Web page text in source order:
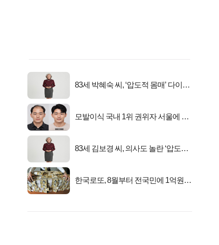
83세 박혜숙 씨, ‘압도적 몸매’ 다이어
모발이식 국내 1위 권위자 서울에 있
83세 김보경 씨, 의사도 놀란 ‘압도적
한국로또, 8월부터 전국민에 1억원씩